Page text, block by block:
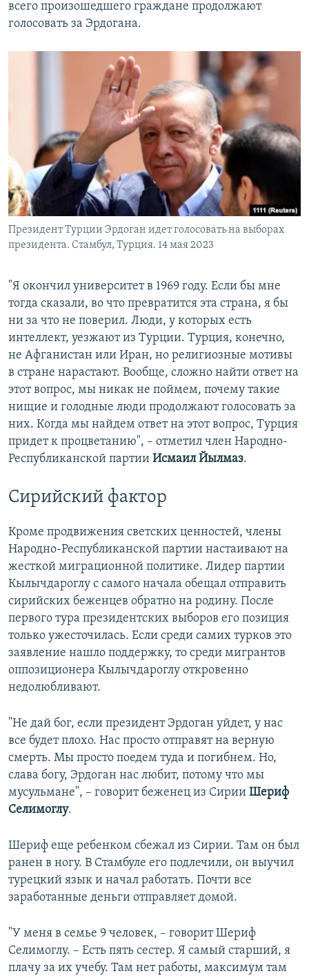
всего произошедшего граждане продолжают
голосовать за Эрдогана.
Президент Турции Эрдоган идет голосовать на выборах
президента. Стамбул, Турция. 14 мая 2023
"Я окончил университет в 1969 году. Если бы мне
тогда сказали, во что превратится эта страна, я бы
ни за что не поверил. Люди, у которых есть
интеллект, уезжают из Турции. Турция, конечно,
не Афганистан или Иран, но религиозные мотивы
в стране нарастают. Вообще, сложно найти ответ на
этот вопрос, мы никак не поймем, почему такие
нищие и голодные люди продолжают голосовать за
них. Когда мы найдем ответ на этот вопрос, Турция
придет к процветанию", – отметил член Народно-
Республиканской партии Исмаил Йылмаз.
Сирийский фактор
Кроме продвижения светских ценностей, члены
Народно-Республиканской партии настаивают на
жесткой миграционной политике. Лидер партии
Кылычдароглу с самого начала обещал отправить
сирийских беженцев обратно на родину. После
первого тура президентских выборов его позиция
только ужесточилась. Если среди самих турков это
заявление нашло поддержку, то среди мигрантов
оппозиционера Кылычдароглу откровенно
недолюбливают.
"Не дай бог, если президент Эрдоган уйдет, у нас
все будет плохо. Нас просто отправят на верную
смерть. Мы просто поедем туда и погибнем. Но,
слава богу, Эрдоган нас любит, потому что мы
мусульмане", – говорит беженец из Сирии Шериф
Селимоглу.
Шериф еще ребенком сбежал из Сирии. Там он был
ранен в ногу. В Стамбуле его подлечили, он выучил
турецкий язык и начал работать. Почти все
заработанные деньги отправляет домой.
"У меня в семье 9 человек, – говорит Шериф
Селимоглу. – Есть пять сестер. Я самый старший, я
плачу за их учебу. Там нет работы, максимум там